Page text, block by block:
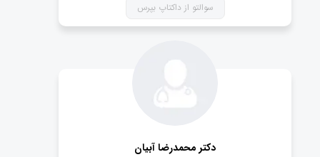
سوالتو از داکتاپ بپرس
دکتر محمدرضا آبیان